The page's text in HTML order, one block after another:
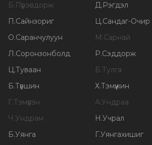
Б.Пүрэвдорж Д.Рэгдэл
П.Сайнзориг Ц.Сандаг-Очир
О.Саранчулуун М.Сарнай
Л.Соронзонболд Р.Сэддорж
Ц.Туваан Б.Тулга
Б.Түвшин Х.Тэмүүжин
Г.Тэмүүлэн А.Ундраа
Ч.Ундрам Н.Учрал
Б.Уянга Г.Уянгахишиг